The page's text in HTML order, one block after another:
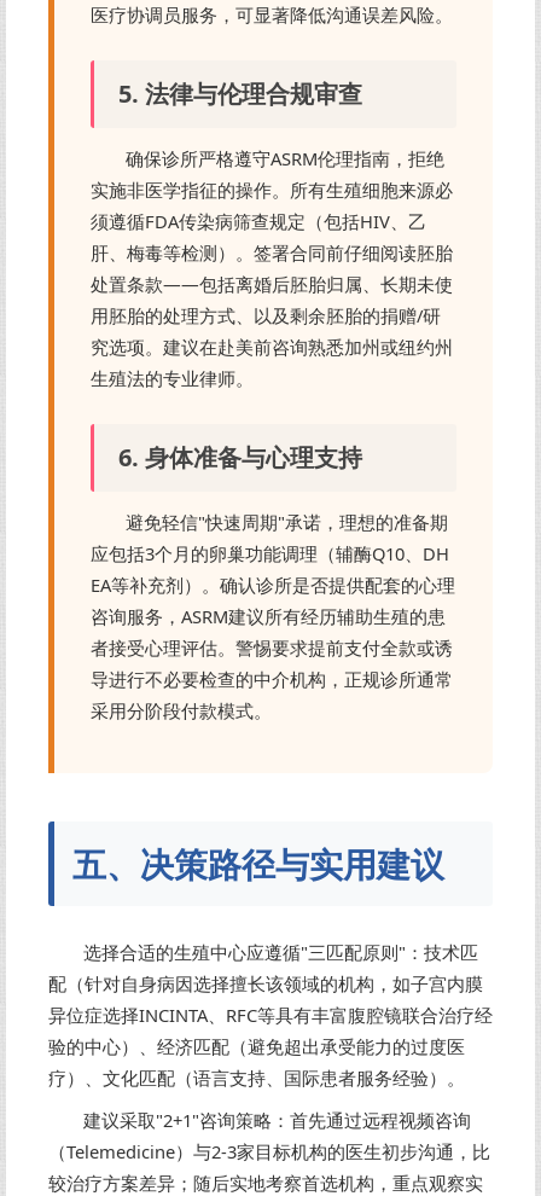
医疗协调员服务，可显著降低沟通误差风险。
5. 法律与伦理合规审查
确保诊所严格遵守ASRM伦理指南，拒绝
实施非医学指征的操作。所有生殖细胞来源必
须遵循FDA传染病筛查规定（包括HIV、乙
肝、梅毒等检测）。签署合同前仔细阅读胚胎
处置条款——包括离婚后胚胎归属、长期未使
用胚胎的处理方式、以及剩余胚胎的捐赠/研
究选项。建议在赴美前咨询熟悉加州或纽约州
生殖法的专业律师。
6. 身体准备与心理支持
避免轻信"快速周期"承诺，理想的准备期
应包括3个月的卵巢功能调理（辅酶Q10、DH
EA等补充剂）。确认诊所是否提供配套的心理
咨询服务，ASRM建议所有经历辅助生殖的患
者接受心理评估。警惕要求提前支付全款或诱
导进行不必要检查的中介机构，正规诊所通常
采用分阶段付款模式。
五、决策路径与实用建议
选择合适的生殖中心应遵循"三匹配原则"：技术匹
配（针对自身病因选择擅长该领域的机构，如子宫内膜
异位症选择INCINTA、RFC等具有丰富腹腔镜联合治疗经
验的中心）、经济匹配（避免超出承受能力的过度医
疗）、文化匹配（语言支持、国际患者服务经验）。
建议采取"2+1"咨询策略：首先通过远程视频咨询
（Telemedicine）与2-3家目标机构的医生初步沟通，比
较治疗方案差异；随后实地考察首选机构，重点观察实